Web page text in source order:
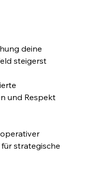
deine
steigerst
und Respekt
strategische